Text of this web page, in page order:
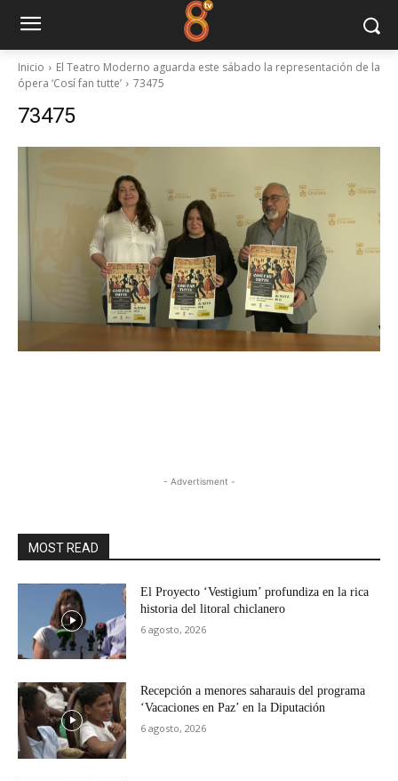
Inicio
El Teatro Moderno aguarda este sábado la representación de la
ópera ‘Cosí fan tutte’
73475
73475
- Advertisment -
MOST READ
El Proyecto ‘Vestigium’ profundiza en la rica
historia del litoral chiclanero
6 agosto, 2026
Recepción a menores saharauis del programa
‘Vacaciones en Paz’ en la Diputación
6 agosto, 2026